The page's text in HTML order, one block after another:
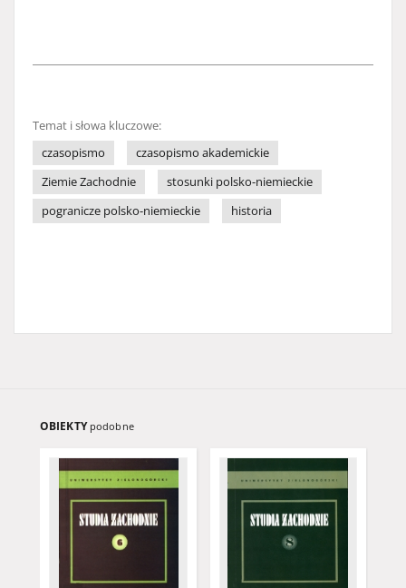
Temat i słowa kluczowe:
czasopismo
czasopismo akademickie
Ziemie Zachodnie
stosunki polsko-niemieckie
pogranicze polsko-niemieckie
historia
OBIEKTY podobne